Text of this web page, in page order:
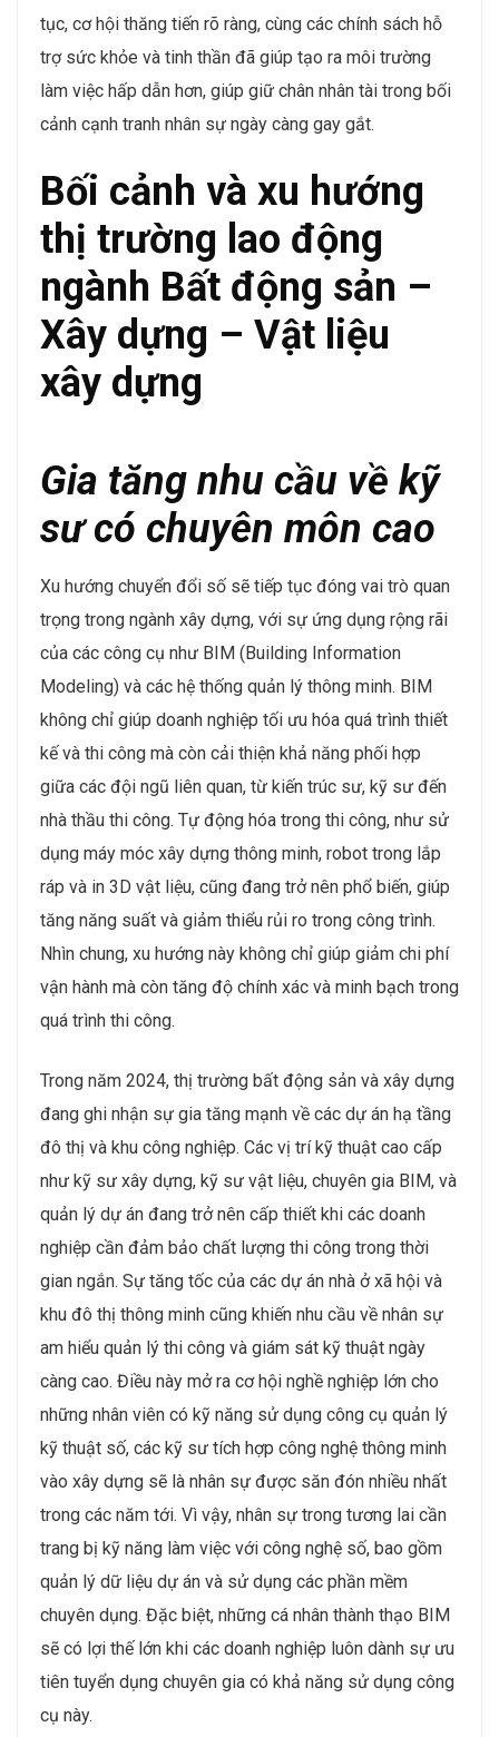
tục, cơ hội thăng tiến rõ ràng, cùng các chính sách hỗ
trợ sức khỏe và tinh thần đã giúp tạo ra môi trường
làm việc hấp dẫn hơn, giúp giữ chân nhân tài trong bối
cảnh cạnh tranh nhân sự ngày càng gay gắt​.
Bối cảnh và xu hướng
thị trường lao động
ngành Bất động sản –
Xây dựng – Vật liệu
xây dựng
Gia tăng nhu cầu về kỹ
sư có chuyên môn cao
Xu hướng chuyển đổi số sẽ tiếp tục đóng vai trò quan
trọng trong ngành xây dựng, với sự ứng dụng rộng rãi
của các công cụ như BIM (Building Information
Modeling) và các hệ thống quản lý thông minh. BIM
không chỉ giúp doanh nghiệp tối ưu hóa quá trình thiết
kế và thi công mà còn cải thiện khả năng phối hợp
giữa các đội ngũ liên quan, từ kiến trúc sư, kỹ sư đến
nhà thầu thi công. Tự động hóa trong thi công, như sử
dụng máy móc xây dựng thông minh, robot trong lắp
ráp và in 3D vật liệu, cũng đang trở nên phổ biến, giúp
tăng năng suất và giảm thiểu rủi ro trong công trình​.
Nhìn chung, xu hướng này không chỉ giúp giảm chi phí
vận hành mà còn tăng độ chính xác và minh bạch trong
quá trình thi công​.
Trong năm 2024, thị trường bất động sản và xây dựng
đang ghi nhận sự gia tăng mạnh về các dự án hạ tầng
đô thị và khu công nghiệp. Các vị trí kỹ thuật cao cấp
như kỹ sư xây dựng, kỹ sư vật liệu, chuyên gia BIM, và
quản lý dự án đang trở nên cấp thiết khi các doanh
nghiệp cần đảm bảo chất lượng thi công trong thời
gian ngắn. Sự tăng tốc của các dự án nhà ở xã hội và
khu đô thị thông minh cũng khiến nhu cầu về nhân sự
am hiểu quản lý thi công và giám sát kỹ thuật ngày
càng cao​. Điều này mở ra cơ hội nghề nghiệp lớn cho
những nhân viên có kỹ năng sử dụng công cụ quản lý
kỹ thuật số, các kỹ sư tích hợp công nghệ thông minh
vào xây dựng sẽ là nhân sự được săn đón nhiều nhất
trong các năm tới​. Vì vậy, nhân sự trong tương lai cần
trang bị kỹ năng làm việc với công nghệ số, bao gồm
quản lý dữ liệu dự án và sử dụng các phần mềm
chuyên dụng. Đặc biệt, những cá nhân thành thạo BIM
sẽ có lợi thế lớn khi các doanh nghiệp luôn dành sự ưu
tiên tuyển dụng chuyên gia có khả năng sử dụng công
cụ này.